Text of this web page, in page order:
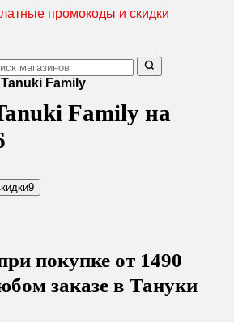
промокоды и скидки
Tanuki Family
Family на
9
покупке от 1490
заказе в Тануки